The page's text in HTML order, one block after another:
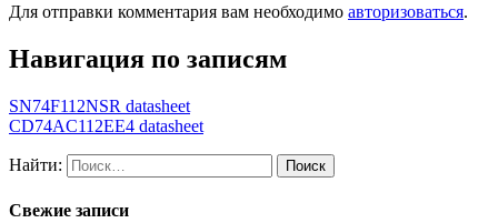
Для отправки комментария вам необходимо авторизоваться.
Навигация по записям
SN74F112NSR datasheet
CD74AC112EE4 datasheet
Найти:
Свежие записи